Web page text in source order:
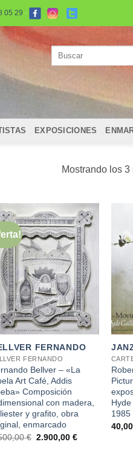
05 29 ·
EXPOSICIONES
Mostrando los
+
FERNANDO
FERNANDO
Bellver – «La
Art Café, Addis
Composición
con madera,
y grafito, obra
enmarcado
€ El
precio
2.900,00€El
+
1985
40,00